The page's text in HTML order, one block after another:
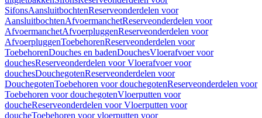
SifonsAansluitbochtenReserveonderdelen voor
AansluitbochtenAfvoermanchetReserveonderdelen voor
AfvoermanchetAfvoerpluggenReserveonderdelen voor
AfvoerpluggenToebehorenReserveonderdelen voor
ToebehorenDouches en badenDouchesVloerafvoer voor
douchesReserveonderdelen voor Vloerafvoer voor
douchesDouchegotenReserveonderdelen voor
DouchegotenToebehoren voor douchegotenReserveonderdelen voor
Toebehoren voor douchegotenVloerputten voor
doucheReserveonderdelen voor Vloerputten voor
doucheToebehoren voor vloerputten voor